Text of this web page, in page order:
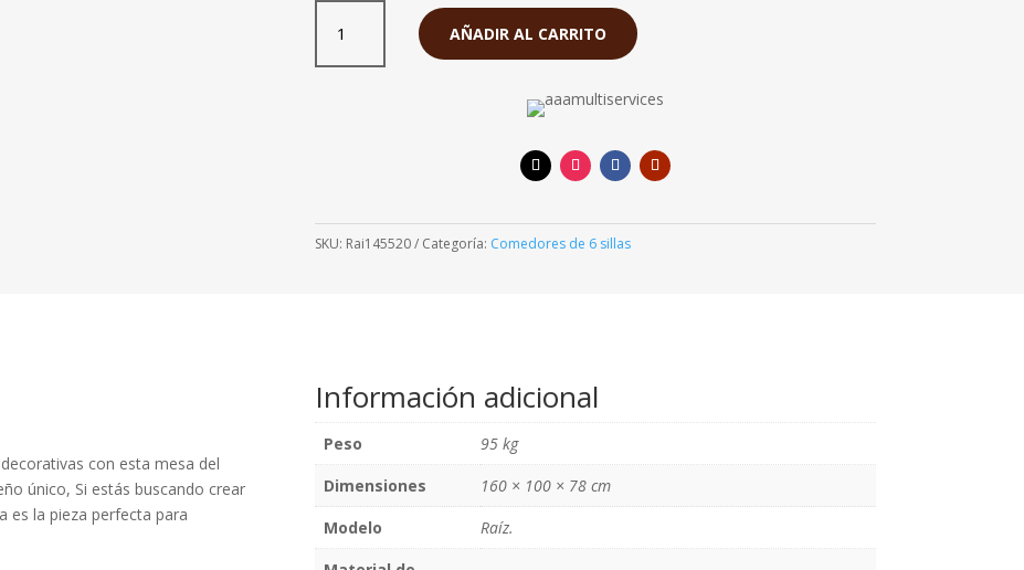
S/. 6,450.00.S/. 5,250.00.
Comedor
Raíz
6
AÑADIR AL CARRITO
SKU: Rai145520 Categoría: Comedores de 6 sillas
con esta mesa del
único, Si estás buscando crear
es la pieza perfecta para
Información adicional
Peso
95 kg
Dimensiones
160 × 100 × 78 cm
Modelo
Raíz.